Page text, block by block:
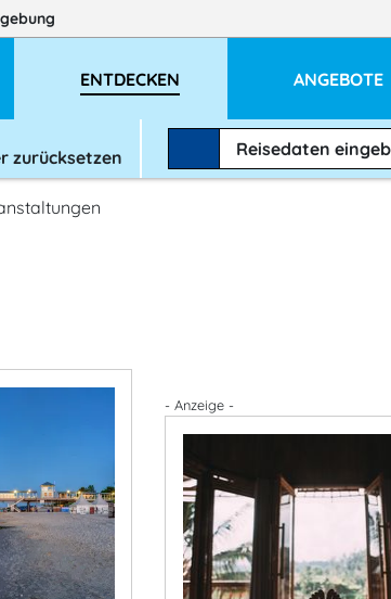
ENTDECKEN ANGEBOTE
zurücksetzen Reisedaten
- Anzeige -